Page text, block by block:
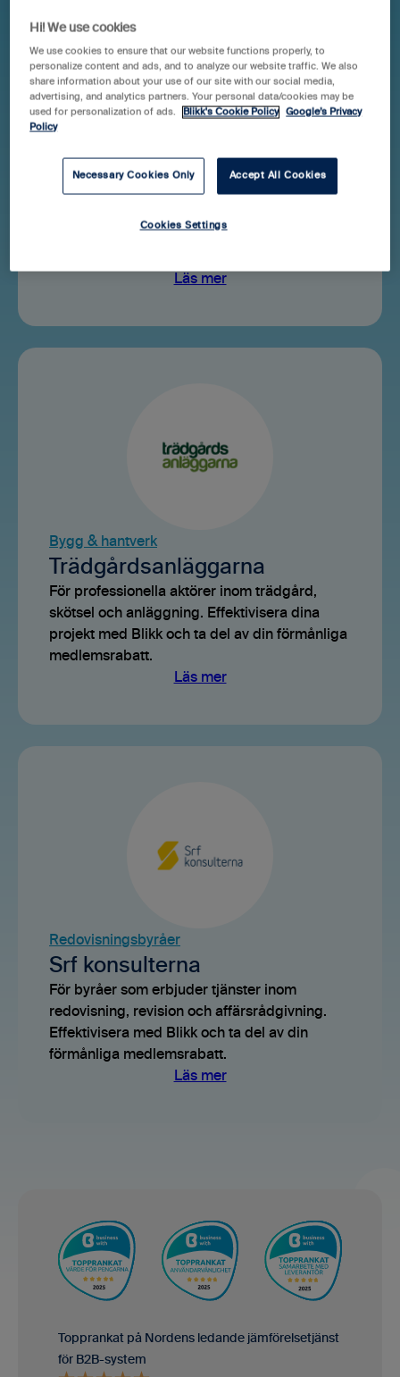
SBR Byggingenjörerna
För ingenjörer inom bygg- och
Läs mer
Bygg & hantverk
Trädgårdsanläggarna
För professionella aktörer inom trädgård,
skötsel och anläggning. Effektivisera dina
projekt med Blikk och ta del av din förmånliga
medlemsrabatt.
Läs mer
Redovisningsbyråer
Srf konsulterna
För byråer som erbjuder tjänster inom
redovisning, revision och affärsrådgivning.
Effektivisera med Blikk och ta del av din
förmånliga medlemsrabatt.
Läs mer
Topprankat på Nordens ledande jäm­förelse­tjänst
för B2B-system
Hi! We use cookies
We use cookies to ensure that our website functions properly, to
personalize content and ads, and to analyze our website traffic. We also
share information about your use of our site with our social media,
advertising, and analytics partners. Your personal data/cookies may be
used for personalization of ads.
Blikk's Cookie Policy
Google’s Privacy
Policy
Necessary Cookies Only Accept All Cookies
Cookies Settings